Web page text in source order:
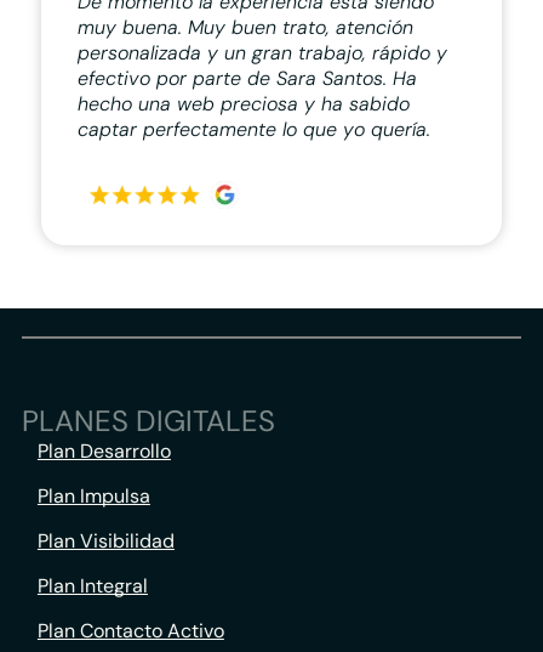
muy buena. Muy buen trato, atención
personalizada y un gran trabajo, rápido y
efectivo por parte de Sara Santos. Ha
hecho una web preciosa y ha sabido
captar perfectamente lo que yo quería.
PLANES DIGITALES
Plan Desarrollo
Plan Impulsa
Plan Visibilidad
Plan Integral
Plan Contacto Activo